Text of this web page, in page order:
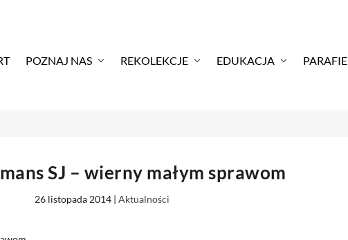
POZNAJ NAS REKOLEKCJE EDUKACJA PARAFIE
SJ – wierny małym sprawom
26 listopada 2014| Aktualności